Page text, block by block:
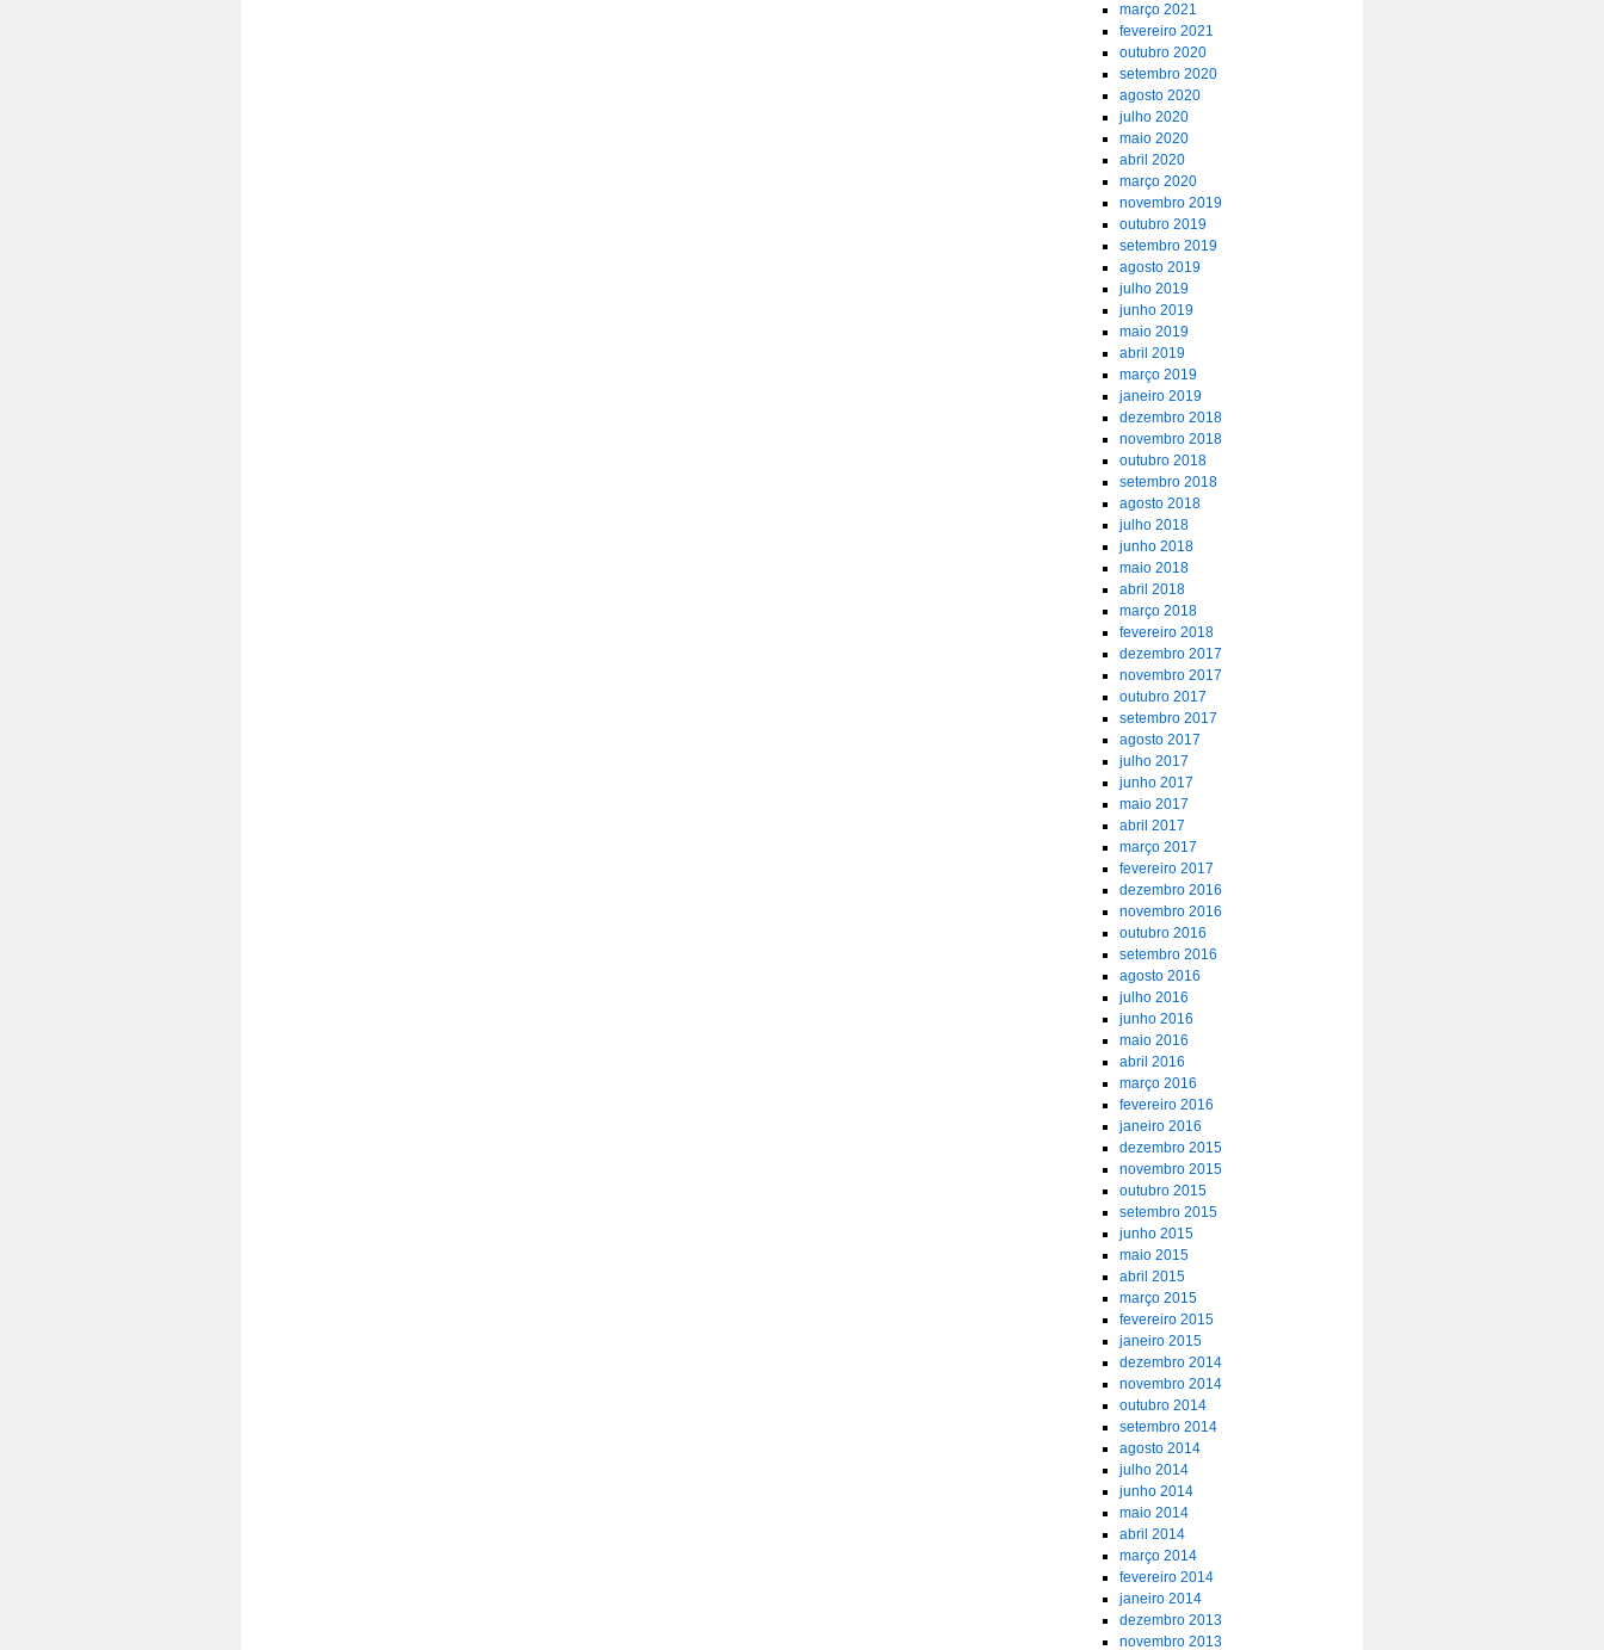
março 2021
fevereiro 2021
outubro 2020
setembro 2020
agosto 2020
julho 2020
maio 2020
abril 2020
março 2020
novembro 2019
outubro 2019
setembro 2019
agosto 2019
julho 2019
junho 2019
maio 2019
abril 2019
março 2019
janeiro 2019
dezembro 2018
novembro 2018
outubro 2018
setembro 2018
agosto 2018
julho 2018
junho 2018
maio 2018
abril 2018
março 2018
fevereiro 2018
dezembro 2017
novembro 2017
outubro 2017
setembro 2017
agosto 2017
julho 2017
junho 2017
maio 2017
abril 2017
março 2017
fevereiro 2017
dezembro 2016
novembro 2016
outubro 2016
setembro 2016
agosto 2016
julho 2016
junho 2016
maio 2016
abril 2016
março 2016
fevereiro 2016
janeiro 2016
dezembro 2015
novembro 2015
outubro 2015
setembro 2015
junho 2015
maio 2015
abril 2015
março 2015
fevereiro 2015
janeiro 2015
dezembro 2014
novembro 2014
outubro 2014
setembro 2014
agosto 2014
julho 2014
junho 2014
maio 2014
abril 2014
março 2014
fevereiro 2014
janeiro 2014
dezembro 2013
novembro 2013